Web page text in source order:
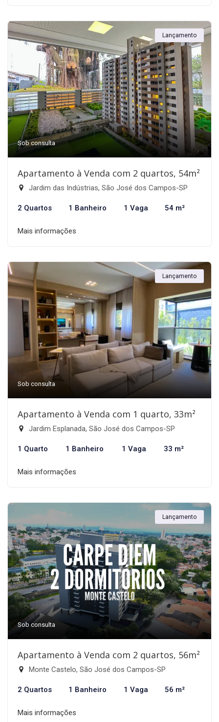
Lançamento
Sob consulta
Apartamento à Venda com 2 quartos, 54m²
Jardim das Indústrias, São José dos Campos-SP
2 Quartos 1 Banheiro 1 Vaga 54 m²
Mais informações
Lançamento
Sob consulta
Apartamento à Venda com 1 quarto, 33m²
Jardim Esplanada, São José dos Campos-SP
1 Quarto 1 Banheiro 1 Vaga 33 m²
Mais informações
Lançamento
Sob consulta
Apartamento à Venda com 2 quartos, 56m²
Monte Castelo, São José dos Campos-SP
2 Quartos 1 Banheiro 1 Vaga 56 m²
Mais informações